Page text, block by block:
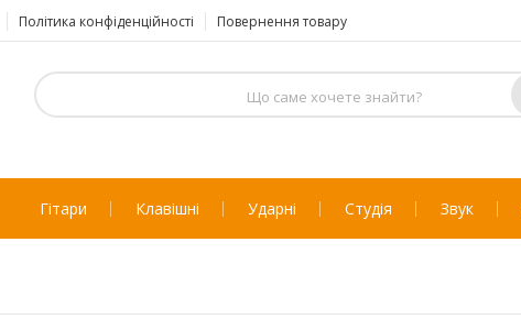
Політика конфіденційності Повернення товару
Гітари Клавішні Ударні Студія Звук